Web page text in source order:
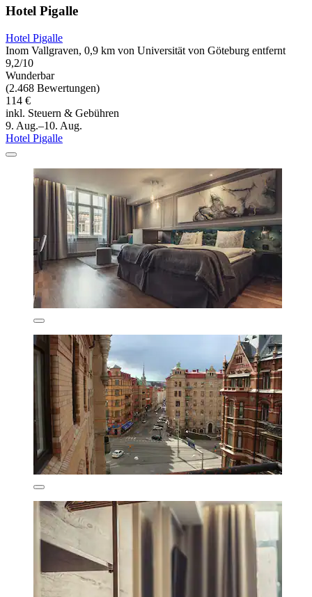
Hotel Pigalle
Hotel Pigalle
Inom Vallgraven, 0,9 km von Universität von Göteburg entfernt
9,2/10
Wunderbar
(2.468 Bewertungen)
114 €
inkl. Steuern & Gebühren
9. Aug.–10. Aug.
Hotel Pigalle